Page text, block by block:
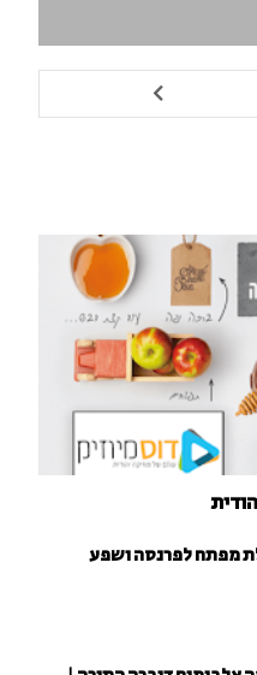
מפתח לפרנסה ושפע